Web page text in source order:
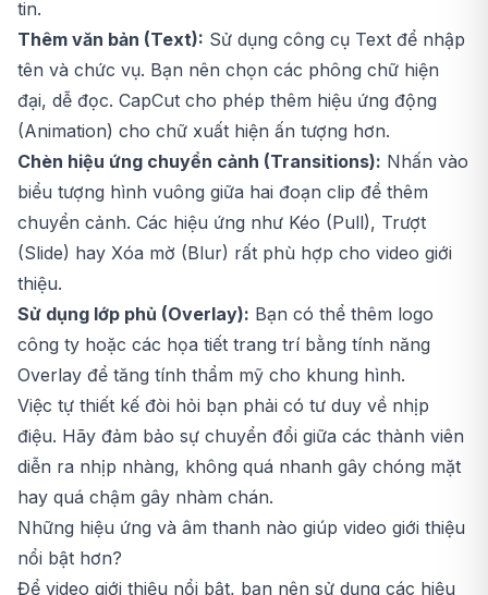
tin.
Thêm văn bản (Text): Sử dụng công cụ Text để nhập
tên và chức vụ. Bạn nên chọn các phông chữ hiện
đại, dễ đọc. CapCut cho phép thêm hiệu ứng động
(Animation) cho chữ xuất hiện ấn tượng hơn.
Chèn hiệu ứng chuyển cảnh (Transitions): Nhấn vào
biểu tượng hình vuông giữa hai đoạn clip để thêm
chuyển cảnh. Các hiệu ứng như Kéo (Pull), Trượt
(Slide) hay Xóa mờ (Blur) rất phù hợp cho video giới
thiệu.
Sử dụng lớp phủ (Overlay): Bạn có thể thêm logo
công ty hoặc các họa tiết trang trí bằng tính năng
Overlay để tăng tính thẩm mỹ cho khung hình.
Việc tự thiết kế đòi hỏi bạn phải có tư duy về nhịp
điệu. Hãy đảm bảo sự chuyển đổi giữa các thành viên
diễn ra nhịp nhàng, không quá nhanh gây chóng mặt
hay quá chậm gây nhàm chán.
Những hiệu ứng và âm thanh nào giúp video giới thiệu
nổi bật hơn?
Để video giới thiệu nổi bật, bạn nên sử dụng các hiệu